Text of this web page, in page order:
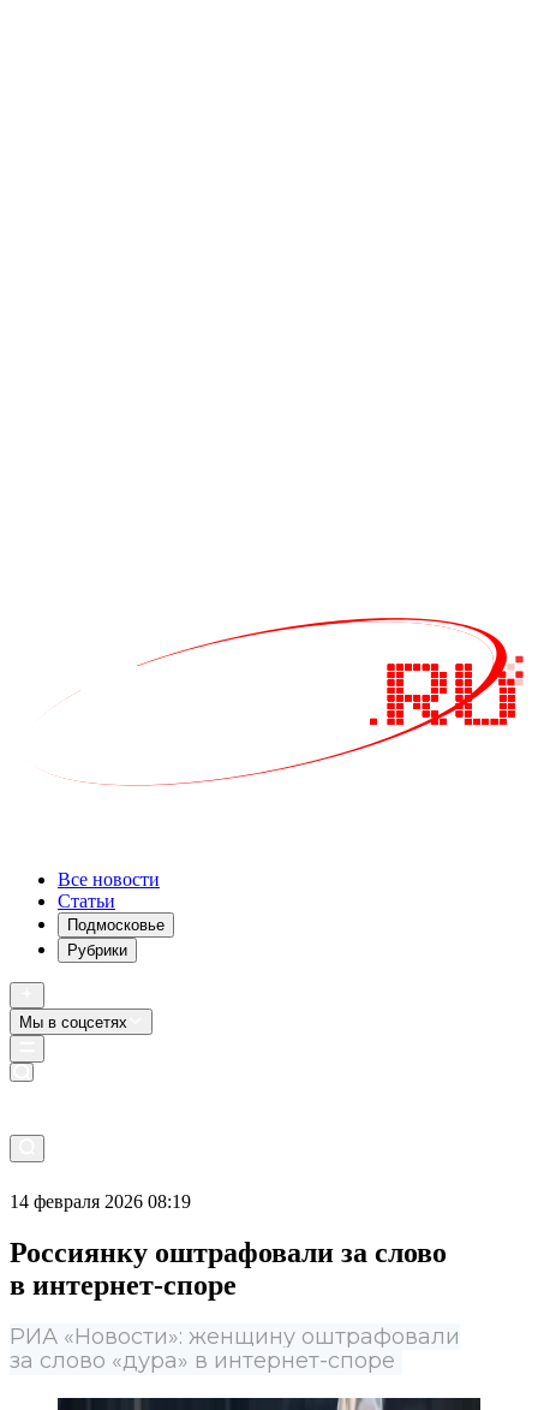
Все новости
Статьи
Подмосковье
Рубрики
Мы в соцсетях
14 февраля 2026 08:19
Россиянку оштрафовали за слово
в интернет-споре
РИА «Новости»: женщину оштрафовали
за слово «дура» в интернет-споре